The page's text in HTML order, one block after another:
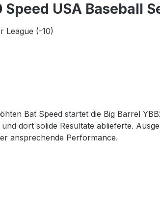
USA Baseball
League (-10)
Bat Speed startet die Big Barrel
dort solide Resultate ablieferte.
ansprechende Performance.